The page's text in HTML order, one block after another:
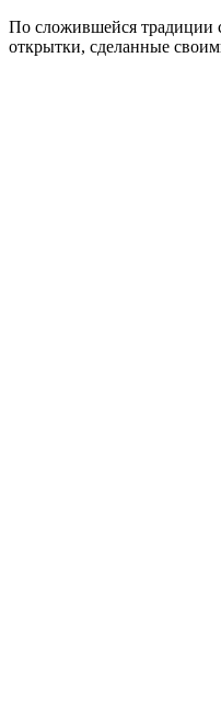
По сложившейся
открытки, сделанные